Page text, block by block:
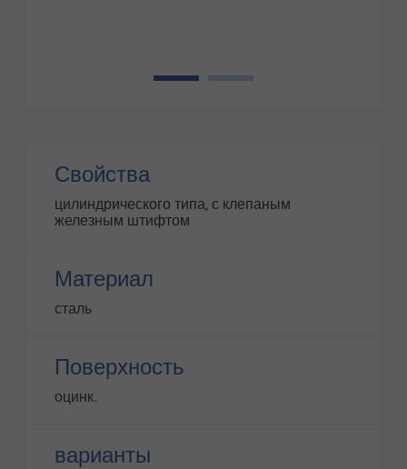
1
Свойства
цилиндрического типа, с клепаным
железным штифтом
Материал
сталь
Поверхность
оцинк.
варианты